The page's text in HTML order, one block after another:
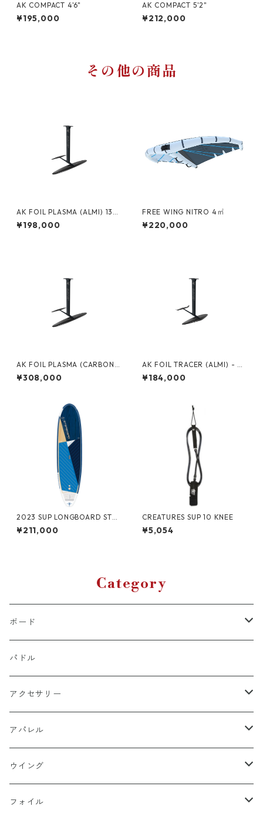
AK COMPACT 4'6"
¥195,000
AK COMPACT 5'2"
¥212,000
その他の商品
AK FOIL PLASMA (ALMI) 130
0 - COMPLETE
¥198,000
FREE WING NITRO 4㎡
¥220,000
AK FOIL PLASMA (CARBON)
1300 - COMPLETE
¥308,000
AK FOIL TRACER (ALMI) - C
OMPLETE
¥184,000
2023 SUP LONGBOARD STA
RLITE
¥211,000
CREATURES SUP 10 KNEE
¥5,054
Category
ボード
SUP
FOIL
パドル
アクセサリー
リーシュコード
フィン
浮力体＆レース関連
アパレル
ウエア
バック
ウイング
STARBOARD x AIRUSH
フォイル